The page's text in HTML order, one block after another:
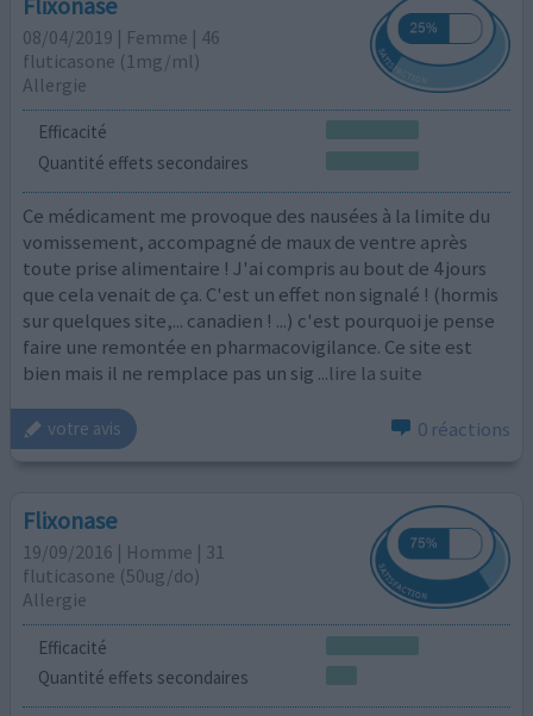
08/04/2019 | Femme | 46
fluticasone (1mg/ml)
Allergie
Efficacité
Quantité effets secondaires
Ce médicament me provoque des nausées à la limite du
vomissement, accompagné de maux de ventre après
toute prise alimentaire ! J'ai compris au bout de 4 jours
que cela venait de ça. C'est un effet non signalé ! (hormis
sur quelques site,... canadien ! ...) c'est pourquoi je pense
faire une remontée en pharmacovigilance. Ce site est
bien mais il ne remplace pas un sig ...lire la suite
votre avis 0 réactions
Flixonase
19/09/2016 | Homme | 31
fluticasone (50ug/do)
Allergie
Efficacité
Quantité effets secondaires